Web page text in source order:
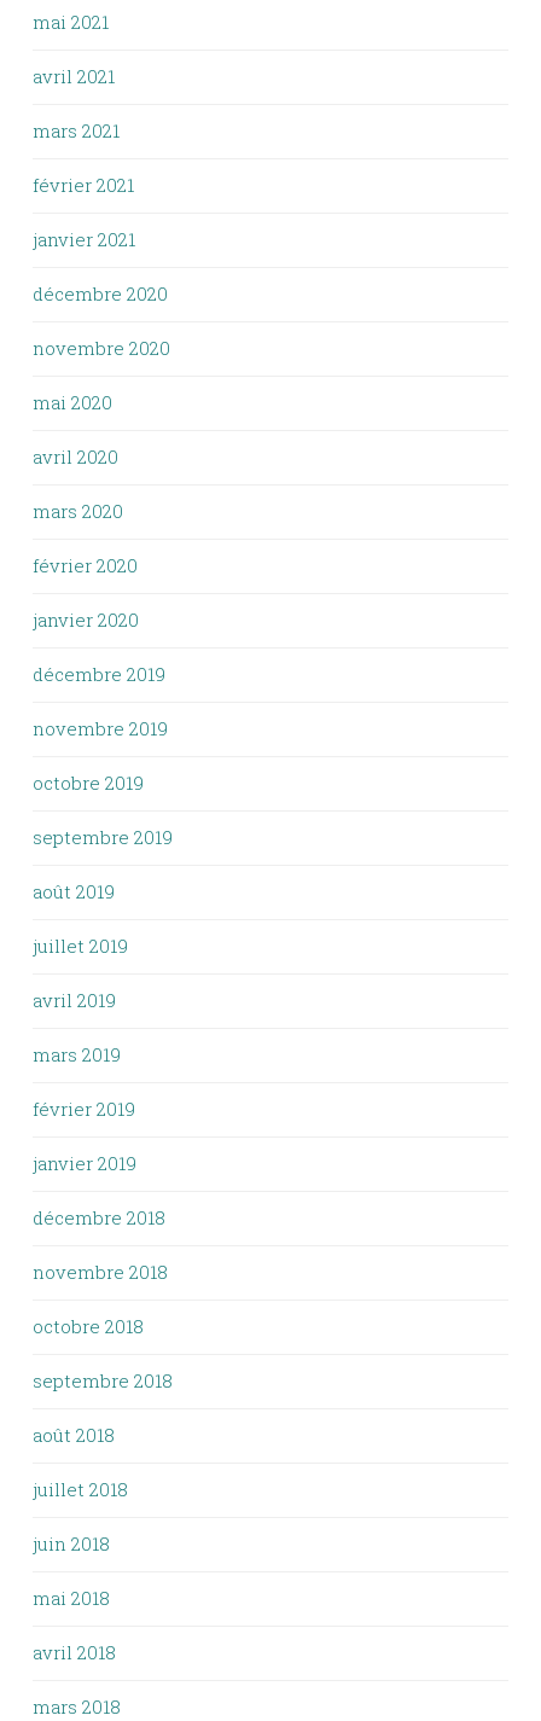
mai 2021
avril 2021
mars 2021
février 2021
janvier 2021
décembre 2020
novembre 2020
mai 2020
avril 2020
mars 2020
février 2020
janvier 2020
décembre 2019
novembre 2019
octobre 2019
septembre 2019
août 2019
juillet 2019
avril 2019
mars 2019
février 2019
janvier 2019
décembre 2018
novembre 2018
octobre 2018
septembre 2018
août 2018
juillet 2018
juin 2018
mai 2018
avril 2018
mars 2018